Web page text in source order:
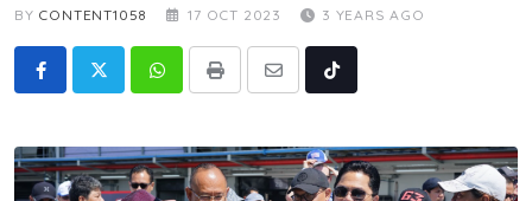
BY CONTENT1058 17 OCT 2023 3 YEARS AGO
WhatsappPrint
Share
Tiktok